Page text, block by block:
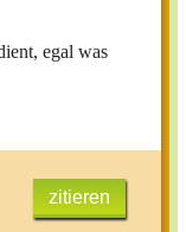
egal was
zitieren